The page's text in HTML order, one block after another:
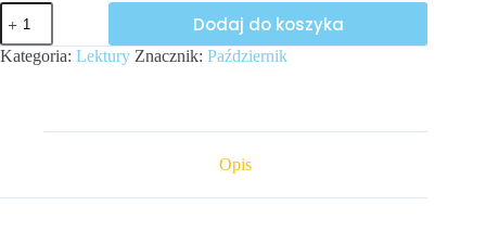
ilość
„Anaruk,
chłopiec
z
Dodaj do koszyka
Kategoria: Lektury Znacznik: Październik
Opis